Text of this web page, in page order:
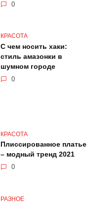
0
КРАСОТА
С чем носить хаки:
стиль амазонки в
шумном городе
0
КРАСОТА
Плиссированное платье
– модный тренд 2021
0
РАЗНОЕ